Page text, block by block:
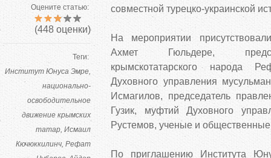
Оцените статью:
(448 оценки)
Теги:
Институт Юнуса Эмре
национально-
освободительное
движение крымских
татар Исмаил
Кючюккилинч Рефат
совместной турецко-украинской
На мероприятии
Ахмет Гюльдере,
крымскотатарского народа
Духовного управления
Исмагилов, председатель
Гузик, муфтий Духовного
Рустемов, ученые и общественные
По приглашению Института